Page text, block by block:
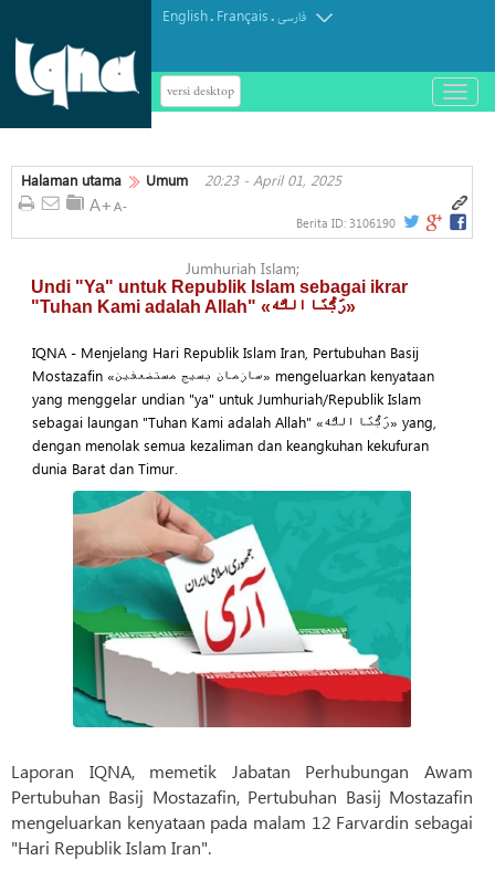
English. Français.فارسی
versi desktop
باز
و
کردن
Halaman utama Umum 20:23 - April 01, 2025
Berita ID: 3106190
Jumhuriah Islam;
Undi "Ya" untuk Republik Islam sebagai ikrar
"Tuhan Kami adalah Allah" «رَبُّنَا اللَّه»‌
IQNA - Menjelang Hari Republik Islam Iran, Pertubuhan Basij
Mostazafin «سازمان بسیج مستضعفین» mengeluarkan kenyataan
yang menggelar undian "ya" untuk Jumhuriah/Republik Islam
sebagai laungan "Tuhan Kami adalah Allah" «رَبُّنَا اللَّه»‌ yang,
dengan menolak semua kezaliman dan keangkuhan kekufuran
dunia Barat dan Timur.
Laporan IQNA, memetik Jabatan Perhubungan Awam
Pertubuhan Basij Mostazafin, Pertubuhan Basij Mostazafin
mengeluarkan kenyataan pada malam 12 Farvardin sebagai
"Hari Republik Islam Iran".